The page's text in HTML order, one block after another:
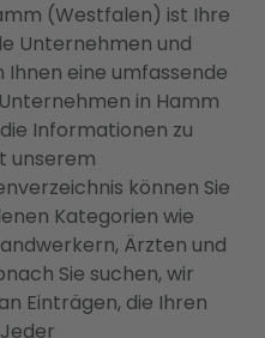
(Westfalen) ist Ihre
Unternehmen und
Ihnen eine umfassende
in Hamm
Informationen zu
unserem
können Sie
Kategorien wie
Ärzten und
Sie suchen, wir
Einträgen, die Ihren